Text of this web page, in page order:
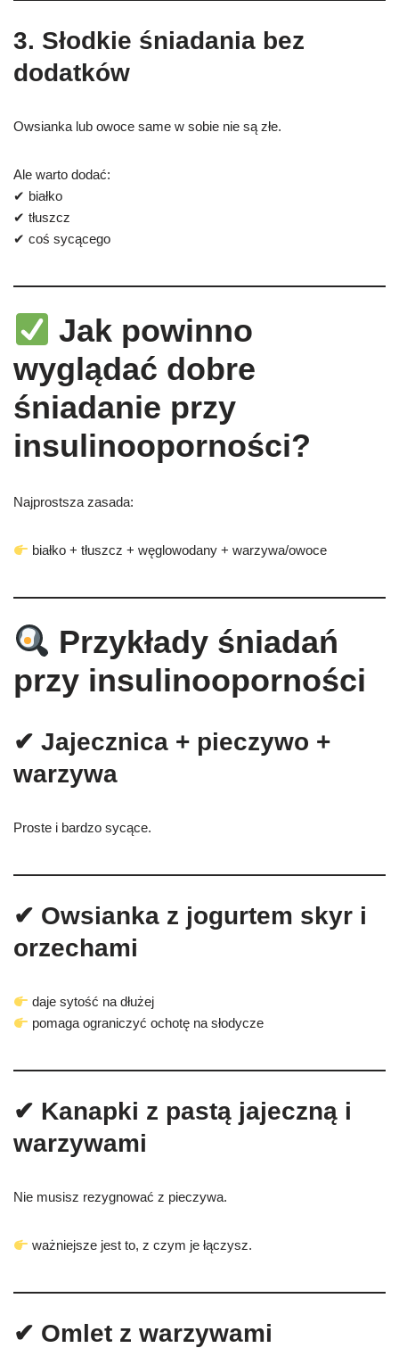
3. Słodkie śniadania bez
dodatków
Owsianka lub owoce same w sobie nie są złe.
Ale warto dodać:
✔ białko
✔ tłuszcz
✔ coś sycącego
Jak powinno
wyglądać dobre
śniadanie przy
insulinooporności?
Najprostsza zasada:
białko + tłuszcz + węglowodany + warzywa/owoce
Przykłady śniadań
przy insulinooporności
✔ Jajecznica + pieczywo +
warzywa
Proste i bardzo sycące.
✔ Owsianka z jogurtem skyr i
orzechami
daje sytość na dłużej
pomaga ograniczyć ochotę na słodycze
✔ Kanapki z pastą jajeczną i
warzywami
Nie musisz rezygnować z pieczywa.
ważniejsze jest to, z czym je łączysz.
✔ Omlet z warzywami